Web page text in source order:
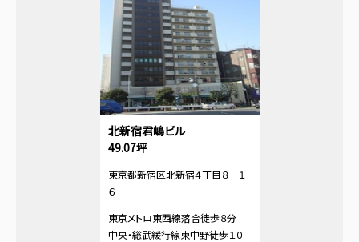
北新宿君嶋ビル
49.07坪
東京都新宿区北新宿４丁目８－１
６
東京メトロ東西線落合徒歩８分
中央・総武緩行線東中野徒歩１０